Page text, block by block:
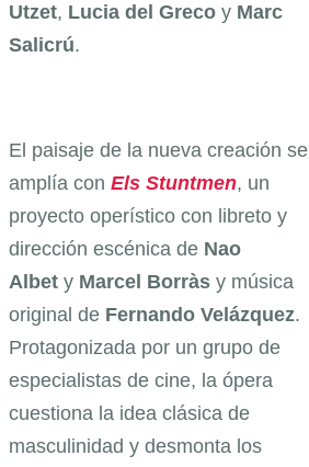
Utzet, Lucia del Greco y Marc
Salicrú.
El paisaje de la nueva creación se
amplía con Els Stuntmen, un
proyecto operístico con libreto y
dirección escénica de Nao
Albet y Marcel Borràs y música
original de Fernando Velázquez.
Protagonizada por un grupo de
especialistas de cine, la ópera
cuestiona la idea clásica de
masculinidad y desmonta los